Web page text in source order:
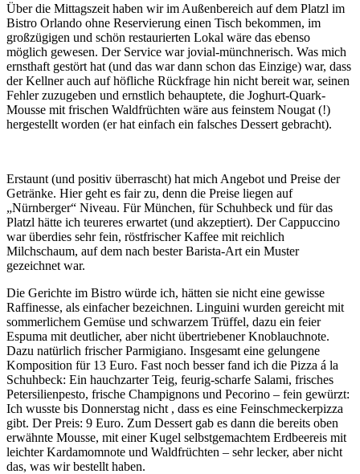
Über die Mittagszeit haben wir im Außenbereich auf dem Platzl im
Bistro Orlando ohne Reservierung einen Tisch bekommen, im
großzügigen und schön restaurierten Lokal wäre das ebenso
möglich gewesen. Der Service war jovial-münchnerisch. Was mich
ernsthaft gestört hat (und das war dann schon das Einzige) war, dass
der Kellner auch auf höfliche Rückfrage hin nicht bereit war, seinen
Fehler zuzugeben und ernstlich behauptete, die Joghurt-Quark-
Mousse mit frischen Waldfrüchten wäre aus feinstem Nougat (!)
hergestellt worden (er hat einfach ein falsches Dessert gebracht).
Erstaunt (und positiv überrascht) hat mich Angebot und Preise der
Getränke. Hier geht es fair zu, denn die Preise liegen auf
„Nürnberger“ Niveau. Für München, für Schuhbeck und für das
Platzl hätte ich teureres erwartet (und akzeptiert). Der Cappuccino
war überdies sehr fein, röstfrischer Kaffee mit reichlich
Milchschaum, auf dem nach bester Barista-Art ein Muster
gezeichnet war.
Die Gerichte im Bistro würde ich, hätten sie nicht eine gewisse
Raffinesse, als einfacher bezeichnen. Linguini wurden gereicht mit
sommerlichem Gemüse und schwarzem Trüffel, dazu ein feier
Espuma mit deutlicher, aber nicht übertriebener Knoblauchnote.
Dazu natürlich frischer Parmigiano. Insgesamt eine gelungene
Komposition für 13 Euro. Fast noch besser fand ich die Pizza á la
Schuhbeck: Ein hauchzarter Teig, feurig-scharfe Salami, frisches
Petersilienpesto, frische Champignons und Pecorino – fein gewürzt:
Ich wusste bis Donnerstag nicht , dass es eine Feinschmeckerpizza
gibt. Der Preis: 9 Euro. Zum Dessert gab es dann die bereits oben
erwähnte Mousse, mit einer Kugel selbstgemachtem Erdbeereis mit
leichter Kardamomnote und Waldfrüchten – sehr lecker, aber nicht
das, was wir bestellt haben.